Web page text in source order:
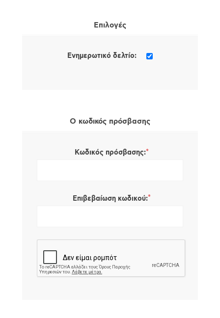
Επιλογές
Ενημερωτικό δελτίο:
Ο κωδικός πρόσβασης
Κωδικός πρόσβασης:*
Επιβεβαίωση κωδικού:*